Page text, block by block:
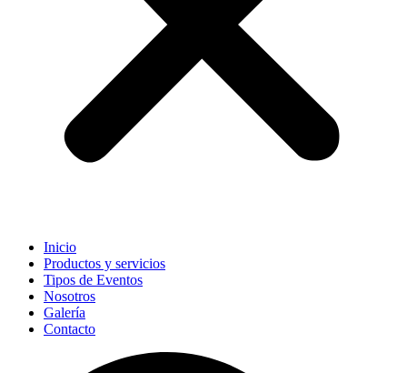
Inicio
Productos y servicios
Tipos de Eventos
Nosotros
Galería
Contacto